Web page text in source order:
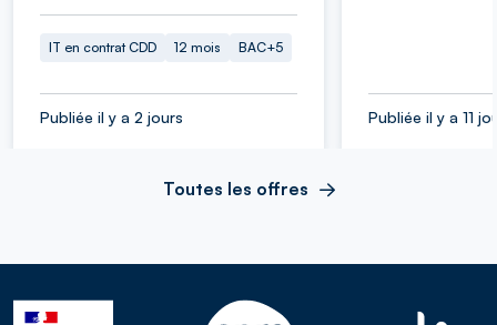
IT en contrat CDD 12 mois BAC+5
Publiée il y a 2 jours Publiée il y a 11
Toutes les offres